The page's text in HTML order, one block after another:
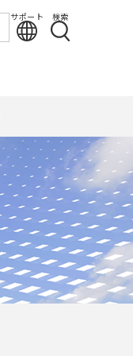
サポート 検索